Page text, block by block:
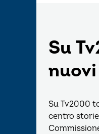
Su
Su Tv2000
centro